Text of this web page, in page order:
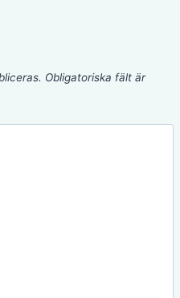
Obligatoriska fält är